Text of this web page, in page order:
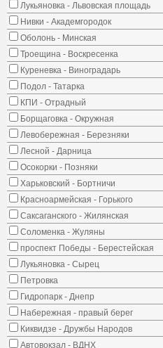
Лукьяновка - Львовская площадь
Нивки - Академгородок
Оболонь - Минская
Троещина - Воскресенка
Куреневка - Виноградарь
Подол - Татарка
КПИ - Отрадный
Борщаговка - Окружная
Левобережная - Березняки
Лесной - Дарница
Осокорки - Позняки
Харьковский - Бортничи
Красноармейская - Горького
Саксаганского - Жилянская
Соломенка - Жуляны
проспект Победы - Берестейская
Лукьяновка - Сырец
Петровка
Гидропарк - Днепр
Набережная - правый берег
Киквидзе - Дружбы Народов
Автовокзал - ВДНХ